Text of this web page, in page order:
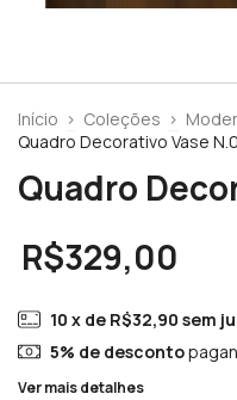
Início > Coleções >
Quadro Decorativo Vase
Quadro
R$329,00
10 x de R$32,90 sem
5% de desconto
Ver mais detalhes